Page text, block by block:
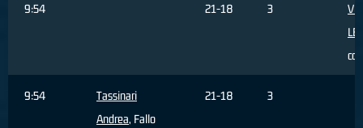
9:54 21-18 3
9:54
Tassinari
Andrea, Fallo
21-18 3